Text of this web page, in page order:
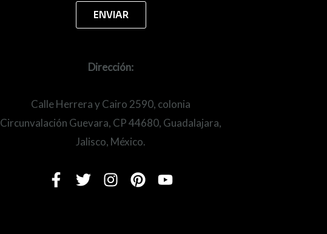
Dirección:
Calle Herrera y Cairo 2590, colonia
Circunvalación Guevara, CP 44680, Guadalajara,
Jalisco, México.